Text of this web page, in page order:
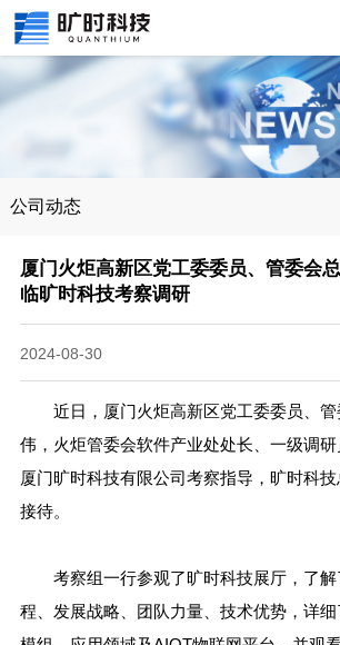
公司动态
厦门火炬高新区党工委委员、管委会
临旷时科技考察调研
2024-08-30
近日，厦门火炬高新区党工委委员、
伟，火炬管委会软件产业处处长、一级调
厦门旷时科技有限公司考察指导，旷时科
接待。
考察组一行参观了旷时科技展厅，了
程、发展战略、团队力量、技术优势，详